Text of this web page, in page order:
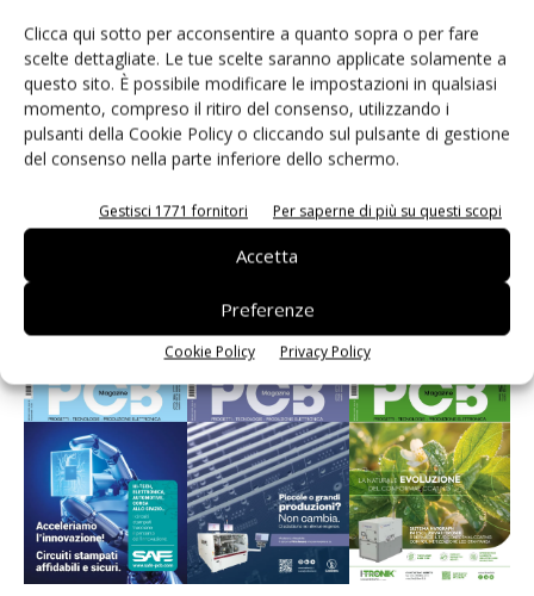
Clicca qui sotto per acconsentire a quanto sopra o per fare
scelte dettagliate. Le tue scelte saranno applicate solamente a
questo sito. È possibile modificare le impostazioni in qualsiasi
momento, compreso il ritiro del consenso, utilizzando i
pulsanti della Cookie Policy o cliccando sul pulsante di gestione
del consenso nella parte inferiore dello schermo.
Gestisci 1771 fornitori Per saperne di più su questi scopi
Accetta
Preferenze
Cookie Policy Privacy Policy
PCB Magazine